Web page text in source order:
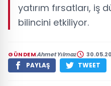
yatırım fırsatları, iş
bilincini etkiliyor.
GÜNDEMAhmet Yılmaz
PAYLAŞ TWEET